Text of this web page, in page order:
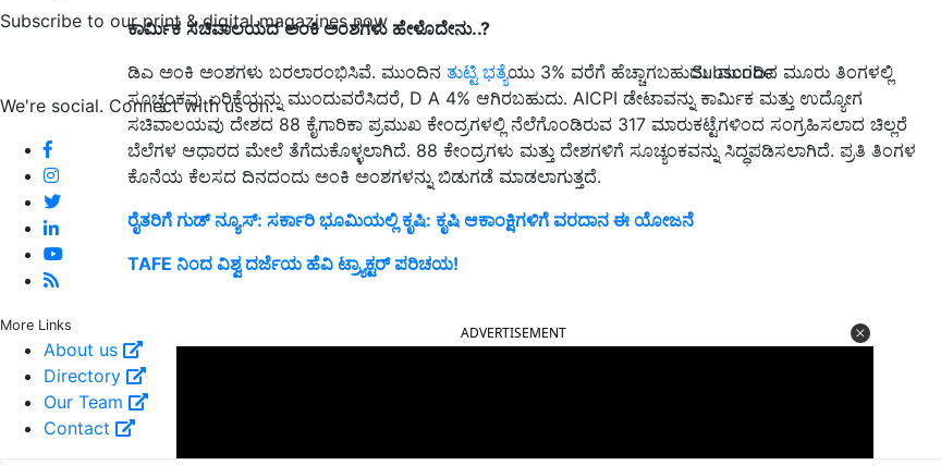
Subscribe to our print & digital magazines now
Subscribe
We're social. Connect with us on:
More Links
About us
Directory
Our Team
Contact
ಕಾರ್ಮಿಕ ಸಚಿವಾಲಯದ ಅಂಕಿಅಂಶಗಳು ಹೇಳೊದೇನು..?
ಡಿಎ ಅಂಕಿ ಅಂಶಗಳು ಬರಲಾರಂಭಿಸಿವೆ. ಮುಂದಿನ ತುಟ್ಟಿ ಭತ್ಯೆಯು 3% ವರೆಗೆ ಹೆಚ್ಚಾಗಬಹುದು. ಮುಂದಿನ ಮೂರು ತಿಂಗಳಲ್ಲಿ
ಸೂಚ್ಯಂಕವು ಏರಿಕೆಯನ್ನು ಮುಂದುವರೆಸಿದರೆ, D A 4% ಆಗಿರಬಹುದು. AICPI ಡೇಟಾವನ್ನು ಕಾರ್ಮಿಕ ಮತ್ತು ಉದ್ಯೋಗ
ಸಚಿವಾಲಯವು ದೇಶದ 88 ಕೈಗಾರಿಕಾ ಪ್ರಮುಖ ಕೇಂದ್ರಗಳಲ್ಲಿ ನೆಲೆಗೊಂಡಿರುವ 317 ಮಾರುಕಟ್ಟೆಗಳಿಂದ ಸಂಗ್ರಹಿಸಲಾದ ಚಿಲ್ಲರೆ
ಬೆಲೆಗಳ ಆಧಾರದ ಮೇಲೆ ತೆಗೆದುಕೊಳ್ಳಲಾಗಿದೆ. 88 ಕೇಂದ್ರಗಳು ಮತ್ತು ದೇಶಗಳಿಗೆ ಸೂಚ್ಯಂಕವನ್ನು ಸಿದ್ಧಪಡಿಸಲಾಗಿದೆ. ಪ್ರತಿ ತಿಂಗಳ
ಕೊನೆಯ ಕೆಲಸದ ದಿನದಂದು ಅಂಕಿ ಅಂಶಗಳನ್ನು ಬಿಡುಗಡೆ ಮಾಡಲಾಗುತ್ತದೆ.
ರೈತರಿಗೆ ಗುಡ್ ನ್ಯೂಸ್: ಸರ್ಕಾರಿ ಭೂಮಿಯಲ್ಲಿ ಕೃಷಿ: ಕೃಷಿ ಆಕಾಂಕ್ಷಿಗಳಿಗೆ ವರದಾನ ಈ ಯೋಜನೆ
TAFE ನಿಂದ ವಿಶ್ವ ದರ್ಜೆಯ ಹೆವಿ ಟ್ರ್ಯಾಕ್ಟರ್ ಪರಿಚಯ!